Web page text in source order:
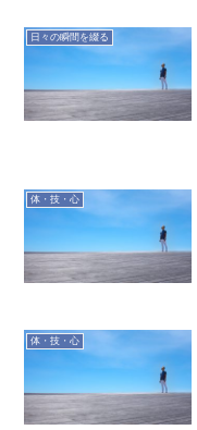
日々の瞬間を綴る
体・技・心
体・技・心